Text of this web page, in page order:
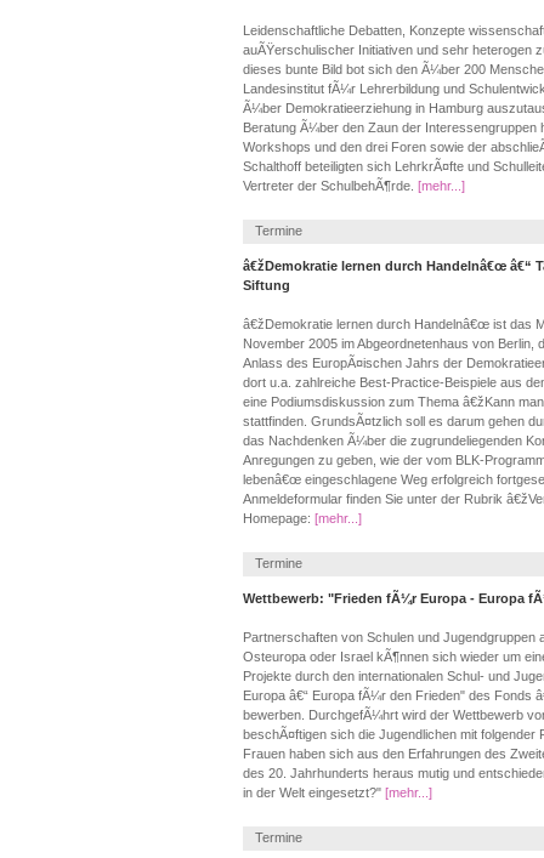
Leidenschaftliche Debatten, Konzepte
auÃŸerschulischer Initiativen und sehr heterogen
dieses bunte Bild bot sich den Ã¼ber 200
Landesinstitut fÃ¼r Lehrerbildung und
Ã¼ber Demokratieerziehung in Hamburg
Beratung Ã¼ber den Zaun der Interessengruppen
Workshops und den drei Foren sowie der
Schalthoff beteiligten sich LehrkrÃ¤fte und
Vertreter der SchulbehÃ¶rde. [mehr...]
Termine
â€žDemokratie lernen durch Handelnâ€œ â€“
Siftung
â€žDemokratie lernen durch Handelnâ€œ ist das
November 2005 im Abgeordnetenhaus von Berlin,
Anlass des EuropÃ¤ischen Jahrs der
dort u.a. zahlreiche Best-Practice-Beispiele aus
eine Podiumsdiskussion zum Thema â€žKann
stattfinden. GrundsÃ¤tzlich soll es darum gehen
das Nachdenken Ã¼ber die zugrundeliegenden
Anregungen zu geben, wie der vom BLK-
lebenâ€œ eingeschlagene Weg erfolgreich
Anmeldeformular finden Sie unter der Rubrik
Homepage: [mehr...]
Termine
Wettbewerb: "Frieden fÃ¼r Europa - Europa
Partnerschaften von Schulen und Jugendgruppen
Osteuropa oder Israel kÃ¶nnen sich wieder um
Projekte durch den internationalen Schul- und
Europa â€“ Europa fÃ¼r den Frieden" des Fonds
bewerben. DurchgefÃ¼hrt wird der Wettbewerb
beschÃ¤ftigen sich die Jugendlichen mit folgender
Frauen haben sich aus den Erfahrungen des
des 20. Jahrhunderts heraus mutig und
in der Welt eingesetzt?" [mehr...]
Termine